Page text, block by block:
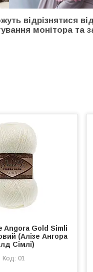
відрізнятися
монітора та
Angora Gold Simli
(Алізе Ангора
Сімлі)
01